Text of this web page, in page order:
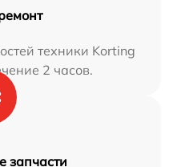
техники Korting
2 часов.
запчасти